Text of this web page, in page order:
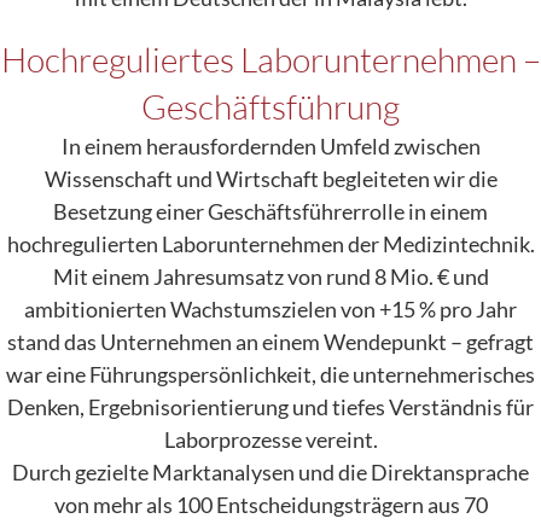
Hochreguliertes Laborunternehmen –
Geschäftsführung
In einem herausfordernden Umfeld zwischen
Wissenschaft und Wirtschaft begleiteten wir die
Besetzung einer Geschäftsführerrolle in einem
hochregulierten Laborunternehmen der Medizintechnik.
Mit einem Jahresumsatz von rund 8 Mio. € und
ambitionierten Wachstumszielen von +15 % pro Jahr
stand das Unternehmen an einem Wendepunkt – gefragt
war eine Führungspersönlichkeit, die unternehmerisches
Denken, Ergebnisorientierung und tiefes Verständnis für
Laborprozesse vereint.
Durch gezielte Marktanalysen und die Direktansprache
von mehr als 100 Entscheidungsträgern aus 70